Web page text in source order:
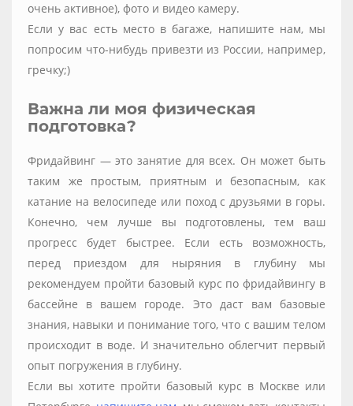
очень активное), фото и видео камеру.
Если у вас есть место в багаже, напишите нам, мы
попросим что-нибудь привезти из России, например,
гречку;)
Важна ли моя физическая
подготовка?
Фридайвинг — это занятие для всех. Он может быть
таким же простым, приятным и безопасным, как
катание на велосипеде или поход с друзьями в горы.
Конечно, чем лучше вы подготовлены, тем ваш
прогресс будет быстрее. Если есть возможность,
перед приездом для ныряния в глубину мы
рекомендуем пройти базовый курс по фридайвингу в
бассейне в вашем городе. Это даст вам базовые
знания, навыки и понимание того, что с вашим телом
происходит в воде. И значительно облегчит первый
опыт погружения в глубину.
Если вы хотите пройти базовый курс в Москве или